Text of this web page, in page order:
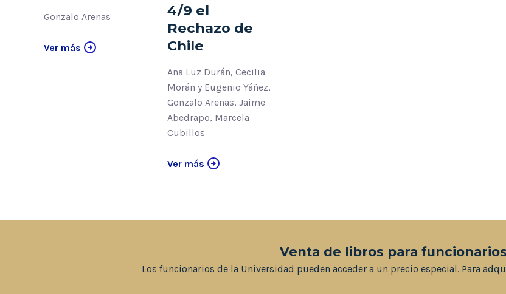
Gonzalo Arenas
Ver más
4/9 el
Rechazo de
Chile
Ana Luz Durán, Cecilia
Morán y Eugenio Yáñez,
Gonzalo Arenas, Jaime
Abedrapo, Marcela
Cubillos
Ver más
Venta de libros para funcionarios
Los funcionarios de la Universidad pueden acceder a un precio especial. Para